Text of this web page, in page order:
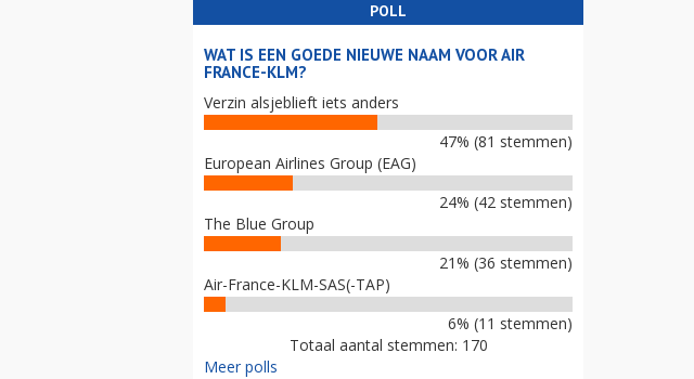
POLL
WAT IS EEN GOEDE NIEUWE NAAM VOOR AIR
FRANCE-KLM?
Verzin alsjeblieft iets anders
47% (81 stemmen)
European Airlines Group (EAG)
24% (42 stemmen)
The Blue Group
21% (36 stemmen)
Air-France-KLM-SAS(-TAP)
6% (11 stemmen)
Totaal aantal stemmen: 170
Meer polls